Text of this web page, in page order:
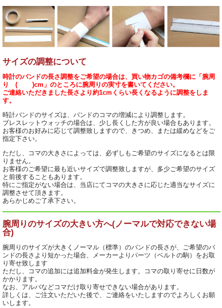
サイズの調整について
時計のバンドの長さ調整をご希望の場合は、買い物カゴの備考欄に「腕周
り ( )cm」のところに腕周りの実寸を書いてください。
ご連絡いただきました長さより約1cmくらい長くなるように調整をしま
す。
時計バンドのサイズは、バンドのコマの増減により調整します。
ブレスレットウォッチの場合は、少し長くした方が良い場合もあります。
お客様のお好みに応じて調整致しますので、きつめ、または緩めなどをご
指定下さい。
ただし、コマの大きさによっては、必ずしもご希望のサイズになるとは限
りません。
お客様のご希望に最も近いサイズで調整致しますが、多少ご希望のサイズ
と前後することもあります。
特にご指定がない場合は、当店にてコマの大きさに応じた適当なサイズに
調整させて頂きます。
あらかじめご了承下さい。
腕周りのサイズの大きい方へ(ノーマルで対応できない場
合)
腕周りのサイズが大きくノーマル（標準）のバンドの長さが、ご希望のバ
ンドの長さより短かった場合、メーカーよりパーツ（ベルトの駒）をお取
り寄せ致します
ただし、コマの追加には追加料金が発生します。コマの取り寄せに日数が
かかります。
なお、アルバなどコマだけ取り寄せできない場合があります。
詳しくは、ご注文いただいた後で、ご連絡をいたしますのでよろしくお願
いします。